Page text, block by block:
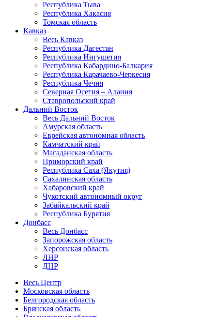
Республика Тыва
Республика Хакасия
Томская область
Кавказ
Весь Кавказ
Республика Дагестан
Республика Ингушетия
Республика Кабардино-Балкария
Республика Карачаево-Черкесия
Республика Чечня
Северная Осетия – Алания
Ставропольский край
Дальний Восток
Весь Дальний Восток
Амурская область
Еврейская автономная область
Камчатский край
Магаданская область
Приморский край
Республика Саха (Якутия)
Сахалинская область
Хабаровский край
Чукотский автономный округ
Забайкальский край
Республика Бурятия
Донбасс
Весь Донбасс
Запорожская область
Херсонская область
ЛНР
ДНР
Весь Центр
Московская область
Белгородская область
Брянская область